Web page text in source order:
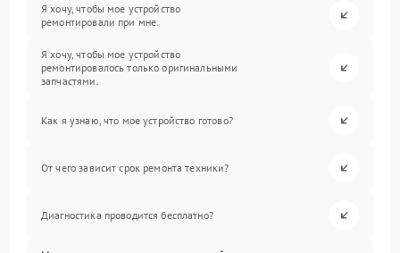
Я хочу, чтобы мое устройство
ремонтировали при мне.
Я хочу, чтобы мое устройство
ремонтировалось только оригинальными
запчастями.
Как я узнаю, что мое устройство готово?
От чего зависит срок ремонта техники?
Диагностика проводится бесплатно?